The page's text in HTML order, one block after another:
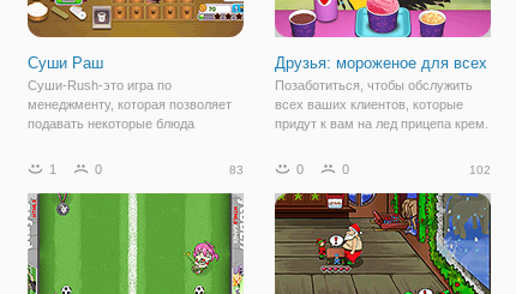
Суши Раш
Суши-Rush-это игра по
менеджменту, которая позволяет
подавать некоторые блюда
быстро, как вы можете, когда
избежание некоторых проблем
клиентов.
Друзья: мороженое для всех
Позаботиться, чтобы обслужить
всех ваших клиентов, которые
придут к вам на лед прицепа крем.
по желанию потребителя. Не
быстрым и проворным. Получайте
1 0 83 0 0 102